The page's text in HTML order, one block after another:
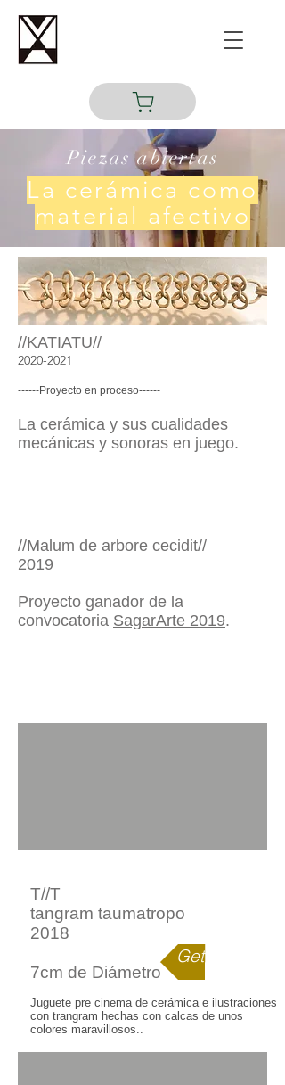
Piezas abiertas
La cerámica como
material afectivo
//KATIATU//
2020-2021
------Proyecto en proceso------
La cerámica y sus cualidades
mecánicas y sonoras en juego.
//Malum de arbore cecidit//
2019
Proyecto ganador de la
convocatoria SagarArte 2019.
T//T
tangram taumatropo
2018
7cm de Diámetro
Juguete pre cinema de cerámica e ilustraciones
con trangram hechas con calcas de unos
colores maravillosos..
Get yours